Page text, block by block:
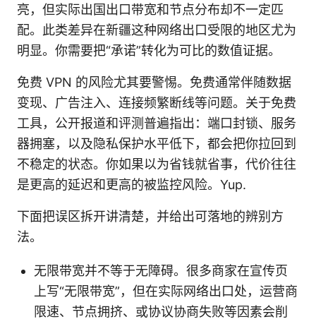
亮，但实际出国出口带宽和节点分布却不一定匹
配。此类差异在新疆这种网络出口受限的地区尤为
明显。你需要把“承诺”转化为可比的数值证据。
免费 VPN 的风险尤其要警惕。免费通常伴随数据
变现、广告注入、连接频繁断线等问题。关于免费
工具，公开报道和评测普遍指出：端口封锁、服务
器拥塞，以及隐私保护水平低下，都会把你拉回到
不稳定的状态。你如果以为省钱就省事，代价往往
是更高的延迟和更高的被监控风险。Yup.
下面把误区拆开讲清楚，并给出可落地的辨别方
法。
无限带宽并不等于无障碍。很多商家在宣传页
上写“无限带宽”，但在实际网络出口处，运营商
限速、节点拥挤、或协议协商失败等因素会削